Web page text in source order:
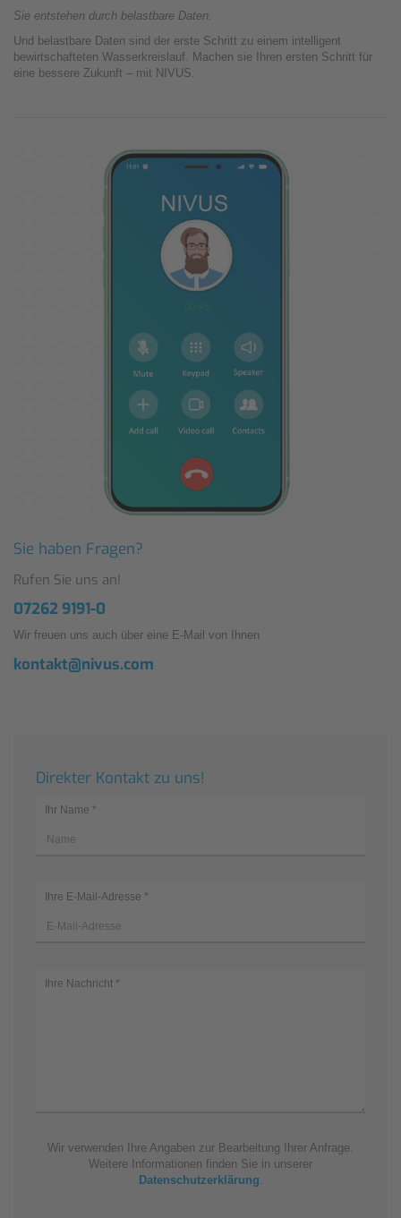
Sie entstehen durch belastbare Daten.
Und belastbare Daten sind der erste Schritt zu einem intelligent
bewirtschafteten Wasserkreislauf. Machen sie Ihren ersten Schritt für
eine bessere Zukunft – mit NIVUS.
Sie haben Fragen?
Rufen Sie uns an!
07262 9191-0
Wir freuen uns auch über eine E-Mail von Ihnen
kontakt@nivus.com
Direkter Kontakt zu uns!
Ihr Name *
Ihre E-Mail-Adresse *
Ihre Nachricht *
Wir verwenden Ihre Angaben zur Bearbeitung Ihrer Anfrage.
Weitere Informationen finden Sie in unserer
Datenschutzerklärung.